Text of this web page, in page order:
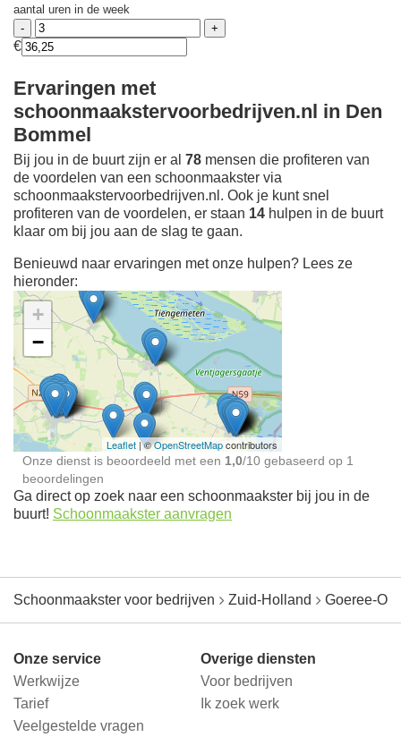
aantal uren in de week
€
Ervaringen met
schoonmaakstervoorbedrijven.nl in Den
Bommel
Bij jou in de buurt zijn er al 78 mensen die profiteren van
de voordelen van een schoonmaakster via
schoonmaakstervoorbedrijven.nl. Ook je kunt snel
profiteren van de voordelen, er staan 14 hulpen in de buurt
klaar om bij jou aan de slag te gaan.
Benieuwd naar ervaringen met onze hulpen? Lees ze
hieronder:
Ontdek meer ervaringen
Schoonmaakster bij
jou in de buurt
+
−
Leaflet | ©OpenStreetMapcontributors
Onze dienst is beoordeeld met een 1,0/10 gebaseerd op 1
beoordelingen
Ga direct op zoek naar een schoonmaakster bij jou in de
buurt! Schoonmaakster aanvragen
Schoonmaakster voor bedrijven Zuid-Holland Goeree-
Onze service
Werkwijze
Tarief
Veelgestelde vragen
Overige diensten
Voor bedrijven
Ik zoek werk